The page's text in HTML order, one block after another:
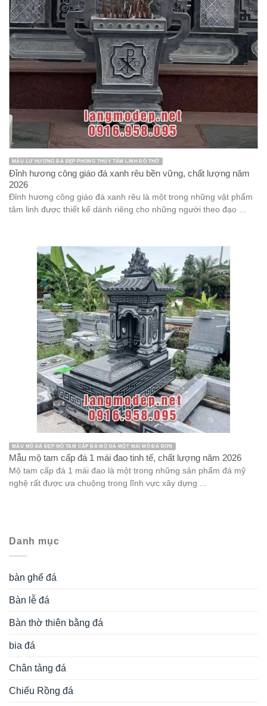
MẪU LƯ HƯƠNG ĐÁ ĐẸP PHONG THỦY TÂM LINH ĐỒ THỜ
Đỉnh hương công giáo đá xanh rêu bền vững, chất lượng năm
2026
Đỉnh hương công giáo đá xanh rêu là một trong những vật phẩm
tâm linh được thiết kế dành riêng cho những người theo đạo ...
MẪU MỘ ĐÁ ĐẸP MỘ TAM CẤP ĐÁ MỘ ĐÁ MỘT MÁI MỘ ĐÁ ĐƠN
Mẫu mộ tam cấp đá 1 mái đao tinh tế, chất lượng năm 2026
Mộ tam cấp đá 1 mái đao là một trong những sản phẩm đá mỹ
nghệ rất được ưa chuộng trong lĩnh vực xây dựng ...
Danh mục
bàn ghế đá
Bàn lễ đá
Bàn thờ thiên bằng đá
bia đá
Chân tảng đá
Chiếu Rồng đá